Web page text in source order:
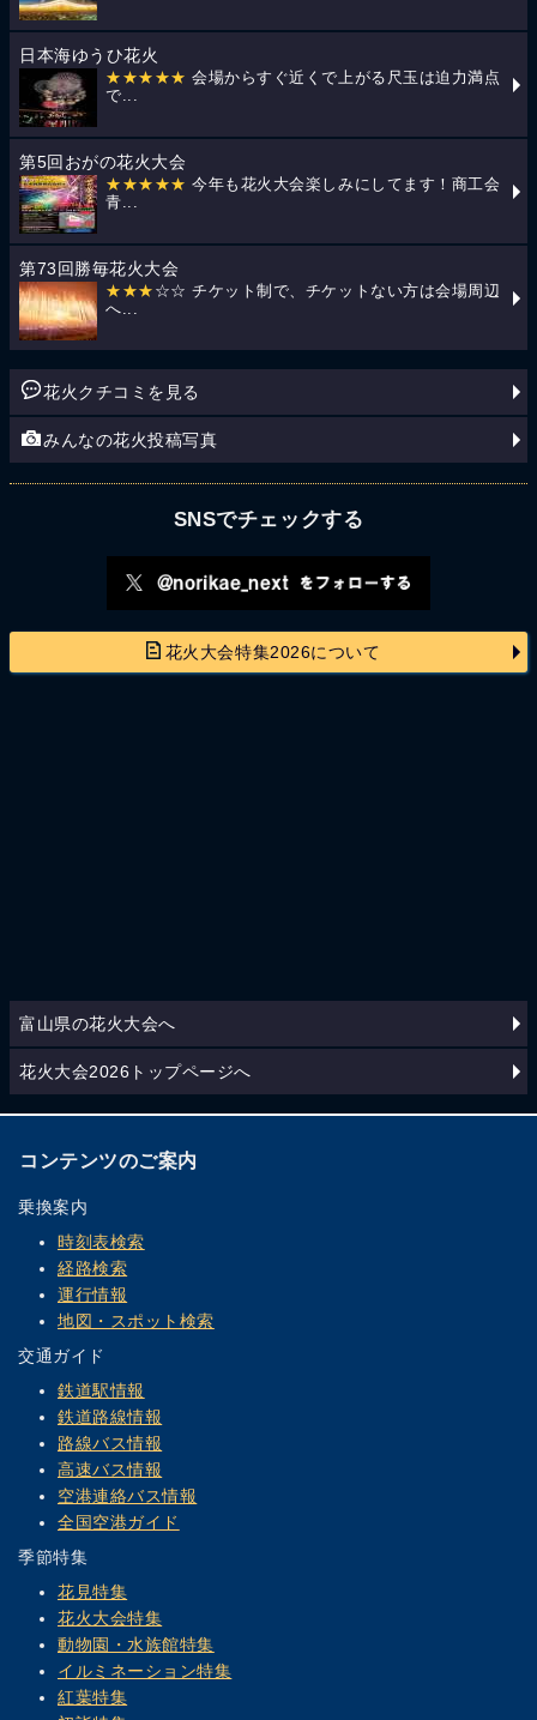
日本海ゆうひ花火
★★★★★ 会場からすぐ近くで上がる尺玉は迫力満点
で...
第5回おがの花火大会
★★★★★ 今年も花火大会楽しみにしてます！商工会
青...
第73回勝毎花火大会
★★★ ☆☆ チケット制で、チケットない方は会場周辺
へ...
花火クチコミを見る
みんなの花火投稿写真
SNSでチェックする
花火大会特集2026について
富山県の花火大会へ
花火大会2026トップページへ
コンテンツのご案内
乗換案内
時刻表検索
経路検索
運行情報
地図・スポット検索
交通ガイド
鉄道駅情報
鉄道路線情報
路線バス情報
高速バス情報
空港連絡バス情報
全国空港ガイド
季節特集
花見特集
花火大会特集
動物園・水族館特集
イルミネーション特集
紅葉特集